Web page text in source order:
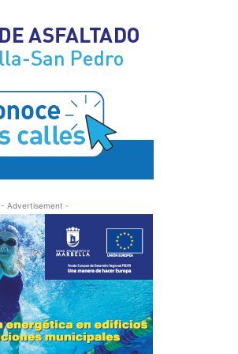
- Advertisement -